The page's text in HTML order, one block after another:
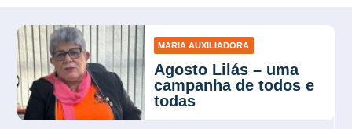
MARIA AUXILIADORA
Agosto Lilás – uma
campanha de todos e
todas